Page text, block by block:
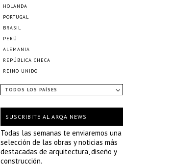
HOLANDA
PORTUGAL
BRASIL
PERÚ
ALEMANIA
REPÚBLICA CHECA
REINO UNIDO
TODOS LOS PAÍSES
SUSCRIBITE AL ARQA NEWS
Todas las semanas te enviaremos una
selección de las obras y noticias más
destacadas de arquitectura, diseño y
construcción.